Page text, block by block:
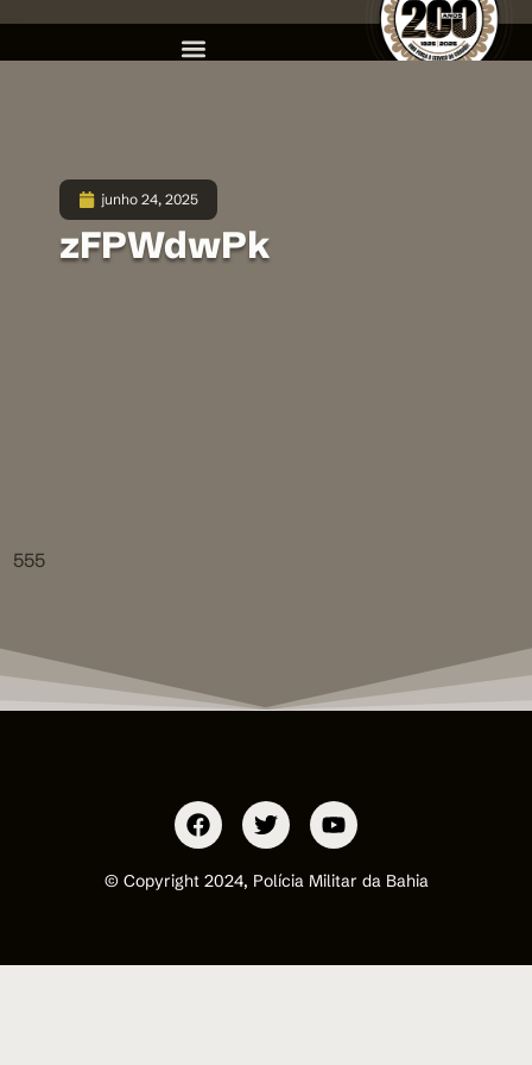
junho 24, 2025
zFPWdwPk
555
© Copyright 2024, Polícia Militar da Bahia